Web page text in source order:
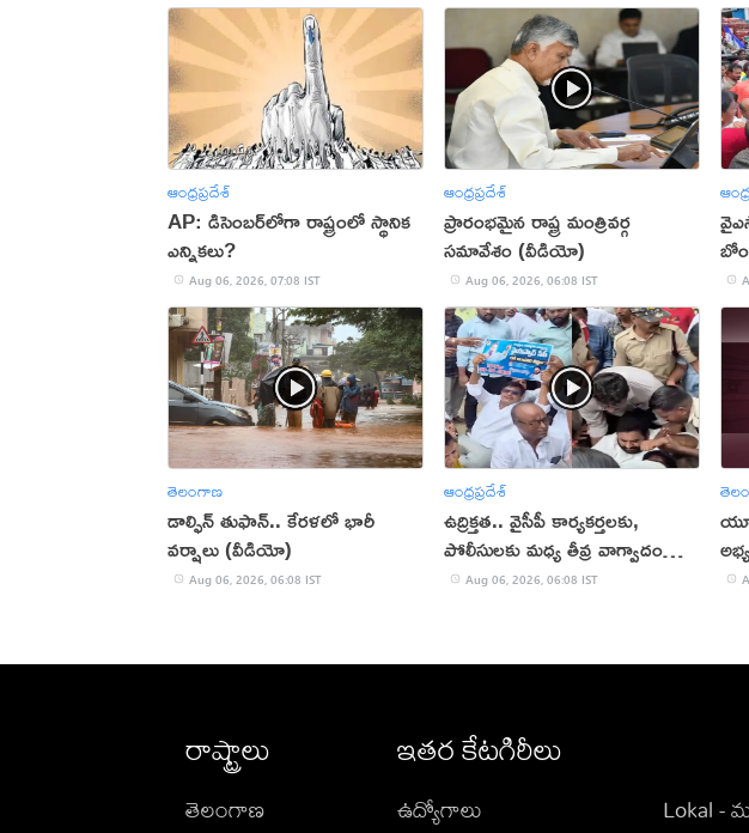
ఆంధ్రప్రదేశ్
AP: డిసెంబర్‌లోగా రాష్ట్రంలో స్థానిక
ఎన్నికలు?
Aug 06, 2026, 07:08 IST
ఆంధ్రప్రదేశ్
ప్రారంభమైన రాష్ట్ర మంత్రివర్గ
సమావేశం (వీడియో)
Aug 06, 2026, 06:08 IST
తెలంగాణ
డాల్ఫిన్ తుఫాన్.. కేరళలో భారీ
వర్షాలు (వీడియో)
Aug 06, 2026, 06:08 IST
ఆంధ్రప్రదేశ్
ఉద్రిక్తత.. వైసీపీ కార్యకర్తలకు,
పోలీసులకు మధ్య తీవ్ర వాగ్వాదం
(VIDEO)
Aug 06, 2026, 06:08 IST
రాష్ట్రాలు
తెలంగాణ
ఇతర కేటగిరీలు
ఉద్యోగాలు
Lokal -